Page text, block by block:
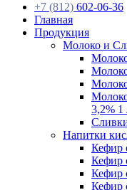
+7 (812) 602-06-36
Главная
Продукция
Молоко и
3,2% 1
Hапитки
Кефир
Кефир
Кефир
Кефир